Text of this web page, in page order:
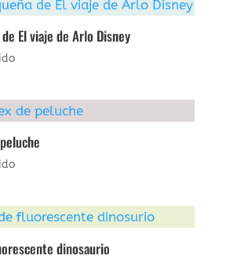
El viaje de Arlo Disney
dinosaurio